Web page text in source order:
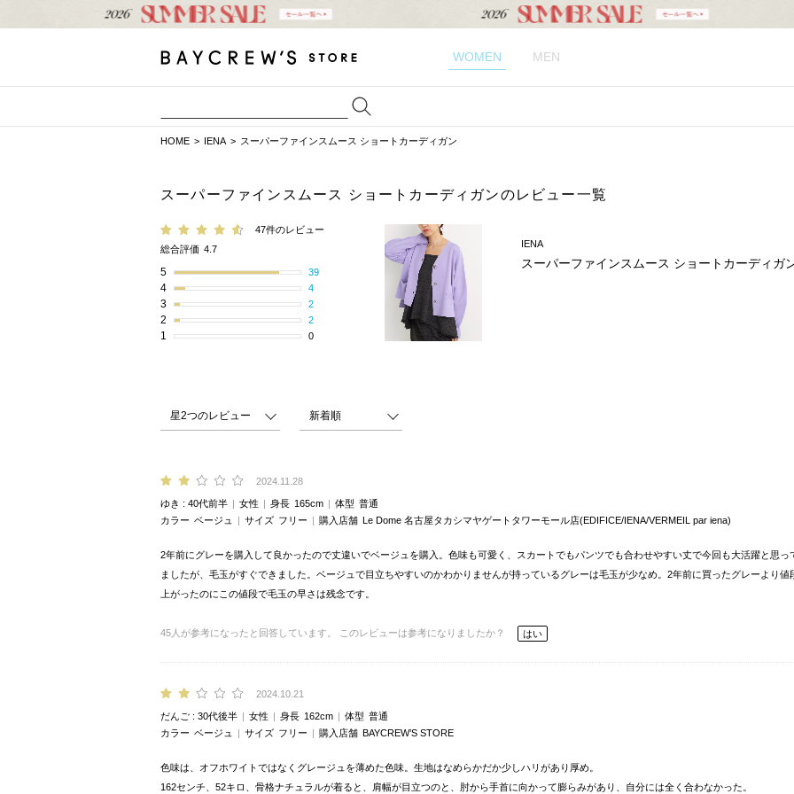
WOMEN MEN
HOME IENA スーパーファインスムース ショートカーディガン
スーパーファインスムース ショートカーディガンのレビュー一覧
47件のレビュー
総合評価 4.7
5 39
4 4
3 2
2 2
1 0
IENA
スーパーファインスムース ショートカーディガ
2024.11.28
ゆき 40代前半 女性 身長 165cm 体型 普通
カラー ベージュ サイズ フリー 購入店舗 Le Dome 名古屋タカシマヤゲートタワーモール店(EDIFICE/IENA/VERMEIL par iena)
2年前にグレーを購入して良かったので丈違いでベージュを購入。色味も可愛く、スカートでもパンツでも合わせやすい丈で今回も大活躍と思っ
ましたが、毛玉がすぐできました。ベージュで目立ちやすいのかわかりませんが持っているグレーは毛玉が少なめ。2年前に買ったグレーより値
上がったのにこの値段で毛玉の早さは残念です。
45 人が参考になったと回答しています。 このレビューは参考になりましたか？ はい
2024.10.21
だんご 30代後半 女性 身長 162cm 体型 普通
カラー ベージュ サイズ フリー 購入店舗 BAYCREW’S STORE
色味は、オフホワイトではなくグレージュを薄めた色味。生地はなめらかだか少しハリがあり厚め。
162センチ、52キロ、骨格ナチュラルが着ると、肩幅が目立つのと、肘から手首に向かって膨らみがあり、自分には全く合わなかった。